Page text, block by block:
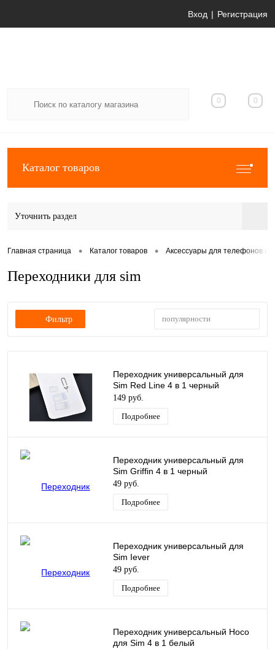
Вход Регистрация
0 0
Каталог товаров
Уточнить раздел
Главная страница • Каталог товаров • Аксессуары для телефонов и
Переходники для sim
Фильтр популярности
Переходник универсальный для
Sim Red Line 4 в 1 черный
149 руб.
Подробнее
Переходник универсальный для
Sim Griffin 4 в 1 черный
49 руб.
Подробнее
Переходник универсальный для
Sim Iever
49 руб.
Подробнее
Переходник универсальный Hoco
для Sim 4 в 1 белый